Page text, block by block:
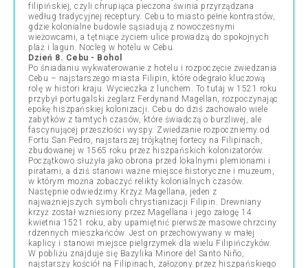
filipińskiej, czyli chrupiąca pieczona świnia przyrządzana
według tradycyjnej receptury. Cebu to miasto pełne kontrastów,
gdzie kolonialne budowle sąsiadują z nowoczesnymi
wieżowcami, a tętniące życiem ulice prowadzą do spokojnych
plaż i lagun. Nocleg w hotelu w Cebu.
Dzień 8. Cebu - Bohol
Po śniadaniu wykwaterowanie z hotelu i rozpoczęcie zwiedzania
Cebu – najstarszego miasta Filipin, które odegrało kluczową
rolę w histori kraju. Wycieczka z lunchem. To tutaj w 1521 roku
przybył portugalski żeglarz Ferdynand Magellan, rozpoczynając
epokę hiszpańskiej kolonizacji. Cebu do dziś zachowało wiele
zabytków z tamtych czasów, które świadczą o burzliwej, ale
fascynującej przeszłości wyspy. Zwiedzanie rozpoczniemy od
Fortu San Pedro, najstarszej trójkątnej fortecy na Filipinach,
zbudowanej w 1565 roku przez hiszpańskich kolonizatorów.
Początkowo służyła jako obrona przed lokalnymi plemionami i
piratami, a dziś stanowi ważne miejsce historyczne i muzeum,
w którym można zobaczyć relikty kolonialnych czasów.
Następnie odwiedzimy Krzyż Magellana, jeden z
najważniejszych symboli chrystianizacji Filipin. Drewniany
krzyż został wzniesiony przez Magellana i jego załogę 14
kwietnia 1521 roku, aby upamiętnić pierwsze masowe chrzciny
rdzennych mieszkańców. Jest on przechowywany w małej
kaplicy i stanowi miejsce pielgrzymek dla wielu Filipińczyków.
W pobliżu znajduje się Bazylika Minore del Santo Niño,
najstarszy kościół na Filipinach, założony przez hiszpańskiego